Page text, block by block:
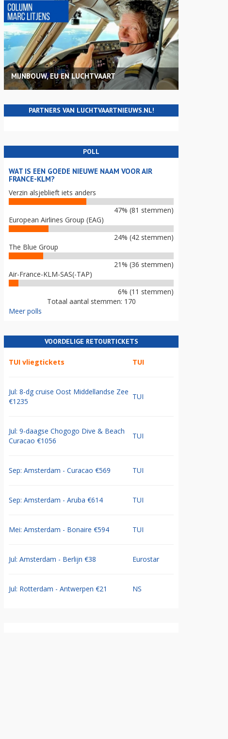
MIJNBOUW, EU EN LUCHTVAART
PARTNERS VAN LUCHTVAARTNIEUWS.NL!
POLL
WAT IS EEN GOEDE NIEUWE NAAM VOOR AIR
FRANCE-KLM?
Verzin alsjeblieft iets anders
47% (81 stemmen)
European Airlines Group (EAG)
24% (42 stemmen)
The Blue Group
21% (36 stemmen)
Air-France-KLM-SAS(-TAP)
6% (11 stemmen)
Totaal aantal stemmen: 170
Meer polls
VOORDELIGE RETOURTICKETS
TUI vliegtickets TUI
Jul: 8-dg cruise Oost Middellandse Zee
€1235
TUI
Jul: 9-daagse Chogogo Dive & Beach
Curacao €1056
TUI
Sep: Amsterdam - Curacao €569 TUI
Sep: Amsterdam - Aruba €614 TUI
Mei: Amsterdam - Bonaire €594 TUI
Jul: Amsterdam - Berlijn €38 Eurostar
Jul: Rotterdam - Antwerpen €21 NS